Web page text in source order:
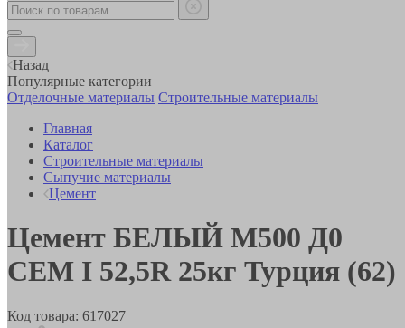
Назад
Популярные категории
Отделочные материалы Строительные материалы
Главная
Каталог
Строительные материалы
Сыпучие материалы
Цемент
Цемент БЕЛЫЙ М500 Д0
CEM I 52,5R 25кг Турция (62)
Код товара: 617027